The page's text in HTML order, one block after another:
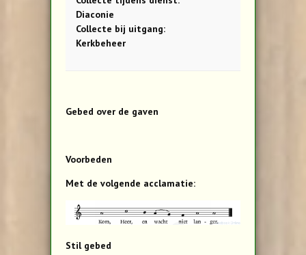
Diaconie
Collecte bij uitgang:
Kerkbeheer
Gebed over de gaven
Voorbeden
Met de volgende acclamatie:
Stil gebed